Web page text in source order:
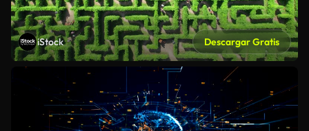
iStock Descargar Gratis